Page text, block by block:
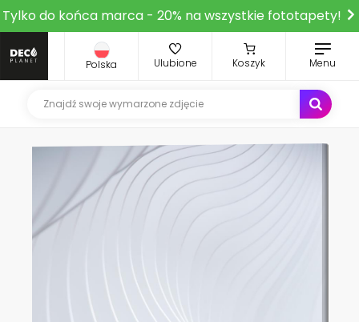
Tylko do końca marca - 20% na wszystkie fototapety!
Polska Ulubione Koszyk Menu